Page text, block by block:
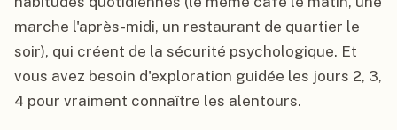
marche l'après-midi, un restaurant de quartier le
soir), qui créent de la sécurité psychologique. Et
vous avez besoin d'exploration guidée les jours 2, 3,
4 pour vraiment connaître les alentours.